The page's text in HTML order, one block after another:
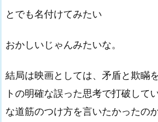
とでも名付けてみたい
おかしいじゃんみたいな。
結局は映画としては、矛盾と欺瞞
トの明確な誤った思考で打破して
な道筋のつけ方を言いたかったの